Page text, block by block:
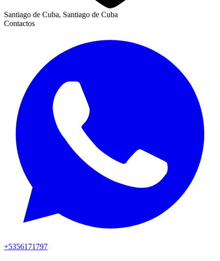
Santiago de Cuba, Santiago de Cuba
Contactos
+5356171797